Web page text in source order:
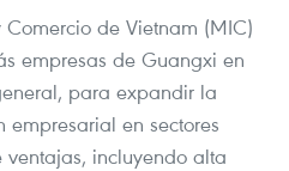
de Vietnam (MIC)
empresas de Guangxi en
para expandir la
en sectores
incluyendo alta